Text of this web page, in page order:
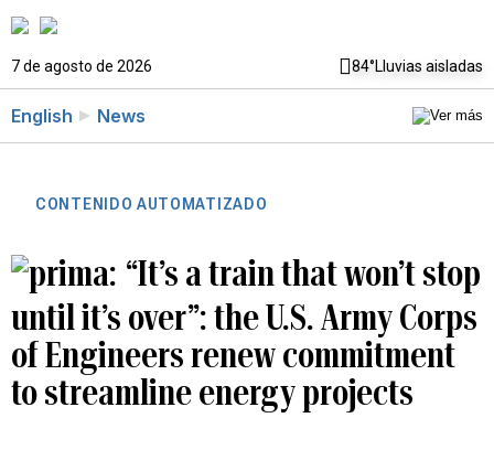
7 de agosto de 2026 84°Lluvias aisladas
English News
CONTENIDO AUTOMATIZADO
“It’s a train that won’t stop
until it’s over”: the U.S. Army Corps
of Engineers renew commitment
to streamline energy projects